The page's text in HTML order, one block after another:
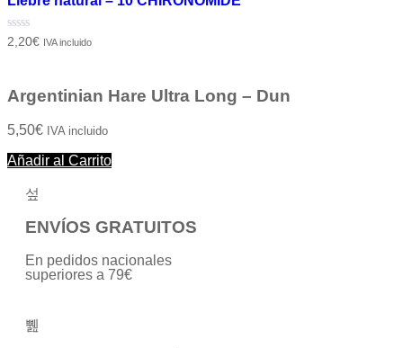
Valorado
5
2,20€ IVA incluido
Argentinian Hare Ultra Long – Dun
5,50€ IVA incluido
Añadir al Carrito
ENVÍOS GRATUITOS
En pedidos nacionales
superiores a 79€